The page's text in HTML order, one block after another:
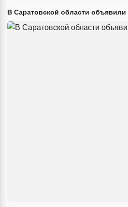
В Саратовской области объявили